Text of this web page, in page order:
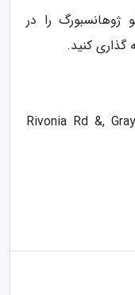
ژوهانسبورگ را در
گذاری کنید.
Rivonia Rd &,